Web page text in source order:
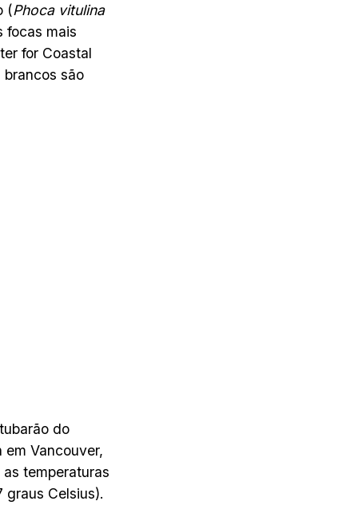
(Phoca vitulina
focas mais
for Coastal
são
do
Vancouver,
temperaturas
Celsius).